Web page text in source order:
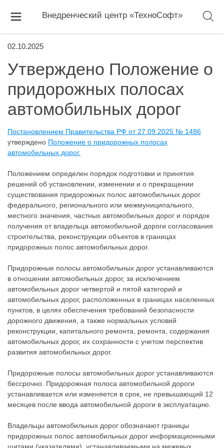
Внедренческий центр «ТехноСофт»
02.10.2025
Утверждено Положение о
придорожных полосах
автомобильных дорог
Постановлением Правительства РФ от 27.09.2025 № 1486
утверждено Положение о придорожных полосах
автомобильных дорог.
Положением определен порядок подготовки и принятия
решений об установлении, изменении и о прекращении
существования придорожных полос автомобильных дорог
федерального, регионального или межмуниципального,
местного значения, частных автомобильных дорог и порядок
получения от владельца автомобильной дороги согласования
строительства, реконструкции объектов в границах
придорожных полос автомобильных дорог.
Придорожные полосы автомобильных дорог устанавливаются
в отношении автомобильных дорог, за исключением
автомобильных дорог четвертой и пятой категорий и
автомобильных дорог, расположенных в границах населенных
пунктов, в целях обеспечения требований безопасности
дорожного движения, а также нормальных условий
реконструкции, капитального ремонта, ремонта, содержания
автомобильных дорог, их сохранности с учетом перспектив
развития автомобильных дорог.
Придорожные полосы автомобильных дорог устанавливаются
бессрочно. Придорожная полоса автомобильной дороги
устанавливается или изменяется в срок, не превышающий 12
месяцев после ввода автомобильной дороги в эксплуатацию.
Владельцы автомобильных дорог обозначают границы
придорожных полос автомобильных дорог информационными